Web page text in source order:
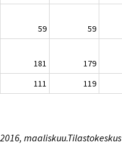
59 59
181 179
111 119
maaliskuu.Tilastokeskus